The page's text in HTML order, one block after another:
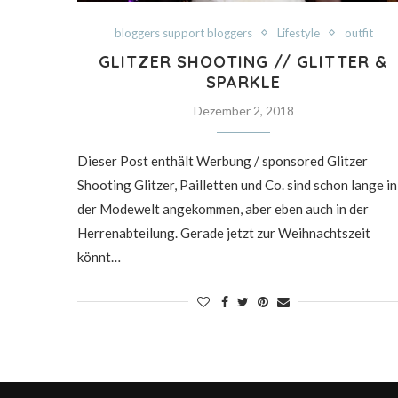
bloggers support bloggers Lifestyle outfit
GLITZER SHOOTING // GLITTER &
SPARKLE
Dezember 2, 2018
Dieser Post enthält Werbung / sponsored Glitzer
Shooting Glitzer, Pailletten und Co. sind schon lange in
der Modewelt angekommen, aber eben auch in der
Herrenabteilung. Gerade jetzt zur Weihnachtszeit
könnt…